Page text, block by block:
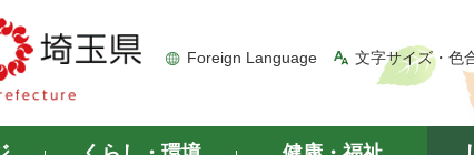
Foreign Language 文字サイズ・色